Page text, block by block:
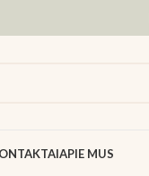
APIE MUS